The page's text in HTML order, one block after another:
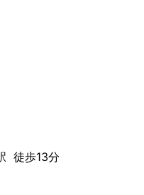
徒歩13分